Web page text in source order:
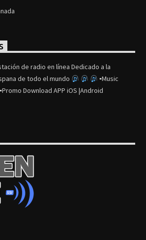
de radio en línea Dedicado a la
de todo el mundo
▪Music
Download APP iOS |Android